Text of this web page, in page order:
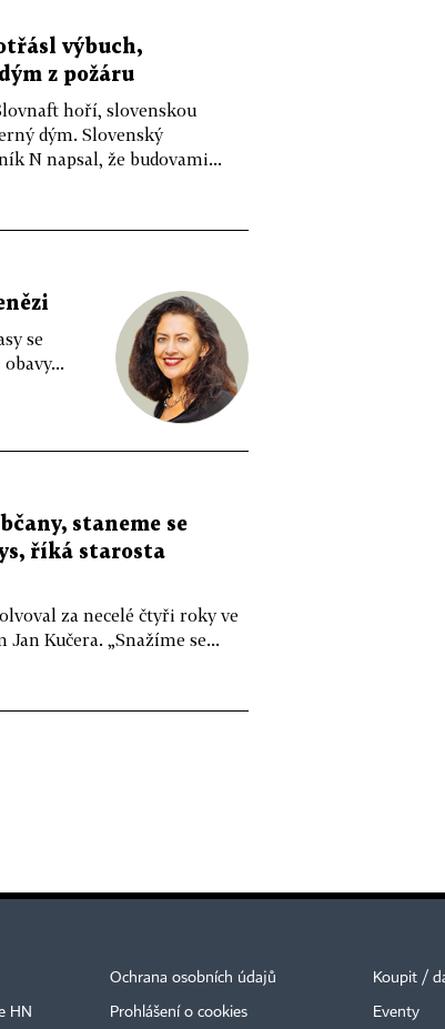
výbuch,
z požáru
hoří, slovenskou
dým. Slovenský
N napsal, že budovami...
se
staneme se
říká starosta
za necelé čtyři roky ve
Kučera. „Snažíme se...
HN
Ochrana osobních údajů
Prohlášení o cookies
Koupit /
Eventy